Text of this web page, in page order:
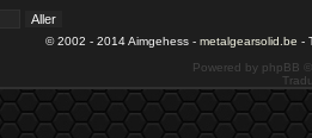
© 2002 - 2014 Aimgehess - metalgearsolid.be -
Powered by phpBB